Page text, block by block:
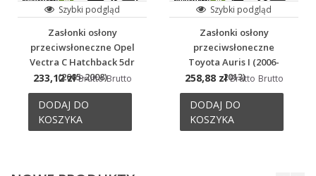
Szybki podgląd
Zasłonki osłony
przeciwsłoneczne Opel
Vectra C Hatchback 5dr
(2005-2008)
233,12 zł Brutto Brutto
DODAJ DO
KOSZYKA
Szybki podgląd
Zasłonki osłony
przeciwsłoneczne
Toyota Auris I (2006-
2013)
258,88 zł Brutto Brutto
DODAJ DO
KOSZYKA